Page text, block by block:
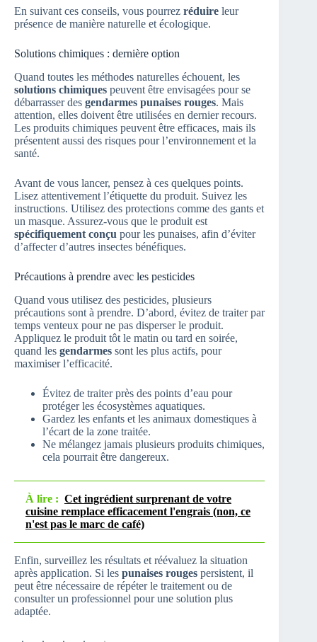
En suivant ces conseils, vous pourrez réduire leur
présence de manière naturelle et écologique.
Solutions chimiques : dernière option
Quand toutes les méthodes naturelles échouent, les
solutions chimiques peuvent être envisagées pour se
débarrasser des gendarmes punaises rouges. Mais
attention, elles doivent être utilisées en dernier recours.
Les produits chimiques peuvent être efficaces, mais ils
présentent aussi des risques pour l’environnement et la
santé.
Avant de vous lancer, pensez à ces quelques points.
Lisez attentivement l’étiquette du produit. Suivez les
instructions. Utilisez des protections comme des gants et
un masque. Assurez-vous que le produit est
spécifiquement conçu pour les punaises, afin d’éviter
d’affecter d’autres insectes bénéfiques.
Précautions à prendre avec les pesticides
Quand vous utilisez des pesticides, plusieurs
précautions sont à prendre. D’abord, évitez de traiter par
temps venteux pour ne pas disperser le produit.
Appliquez le produit tôt le matin ou tard en soirée,
quand les gendarmes sont les plus actifs, pour
maximiser l’efficacité.
Évitez de traiter près des points d’eau pour
protéger les écosystèmes aquatiques.
Gardez les enfants et les animaux domestiques à
l’écart de la zone traitée.
Ne mélangez jamais plusieurs produits chimiques,
cela pourrait être dangereux.
À lire : Cet ingrédient surprenant de votre
cuisine remplace efficacement l'engrais (non, ce
n'est pas le marc de café)
Enfin, surveillez les résultats et réévaluez la situation
après application. Si les punaises rouges persistent, il
peut être nécessaire de répéter le traitement ou de
consulter un professionnel pour une solution plus
adaptée.